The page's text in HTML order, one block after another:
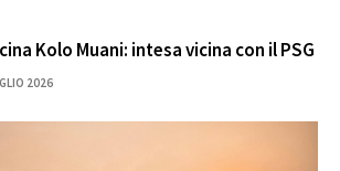
Kolo Muani: intesa vicina con il PSG
2026